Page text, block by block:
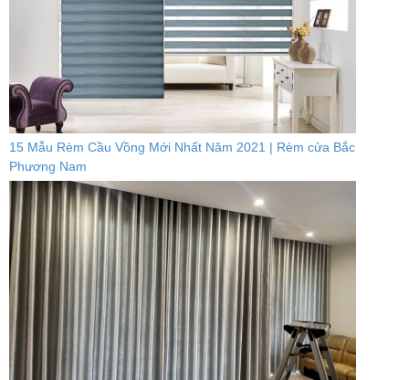
15 Mẫu Rèm Cầu Vồng Mới Nhất Năm 2021 | Rèm cửa Bắc
Phương Nam